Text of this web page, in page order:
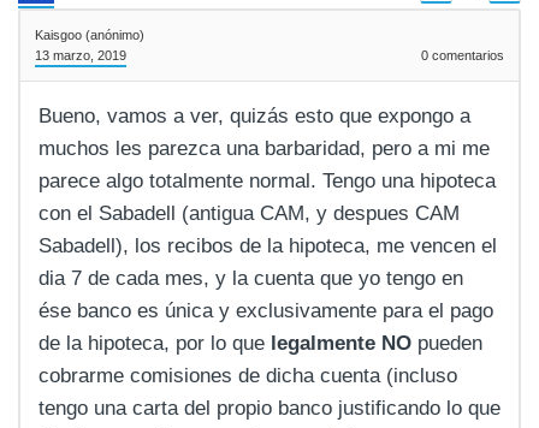
Kaisgoo (anónimo)
13 marzo, 2019
0 comentarios
Bueno, vamos a ver, quizás esto que expongo a
muchos les parezca una barbaridad, pero a mi me
parece algo totalmente normal. Tengo una hipoteca
con el Sabadell (antigua CAM, y despues CAM
Sabadell), los recibos de la hipoteca, me vencen el
dia 7 de cada mes, y la cuenta que yo tengo en
ése banco es única y exclusivamente para el pago
de la hipoteca, por lo que legalmente NO pueden
cobrarme comisiones de dicha cuenta (incluso
tengo una carta del propio banco justificando lo que